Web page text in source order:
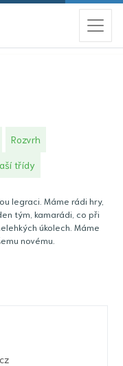
Rozvrh
třídy
legraci. Máme rádi hry,
tým, kamarádi, co při
úkolech. Máme
novému.